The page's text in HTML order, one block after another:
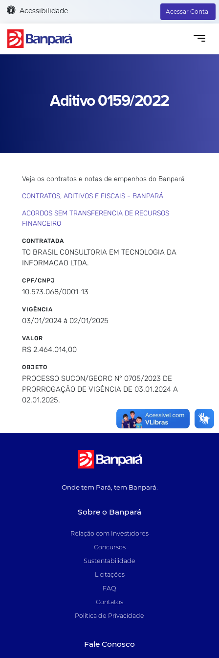
Acessibilidade Acessar Conta
Aditivo 0159/2022
Veja os contratos e notas de empenhos do Banpará
CONTRATOS, ADITIVOS E FISCAIS - BANPARÁ
ACORDOS SEM TRANSFERENCIA DE RECURSOS
FINANCEIRO
CONTRATADA
TO BRASIL CONSULTORIA EM TECNOLOGIA DA
INFORMACAO LTDA.
CPF/CNPJ
10.573.068/0001-13
VIGÊNCIA
03/01/2024 à 02/01/2025
VALOR
R$ 2.464.014,00
OBJETO
PROCESSO SUCON/GEORC N° 0705/2023 DE
PRORROGAÇÃO DE VIGÊNCIA DE 03.01.2024 A
02.01.2025.
Onde tem Pará, tem Banpará.
Sobre o Banpará
Relação com Investidores
Concursos
Sustentabilidade
Licitações
FAQ
Contatos
Política de Privacidade
Fale Conosco